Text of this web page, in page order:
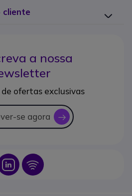
cliente
a nossa
ofertas exclusivas
se agora icon
Icon Icon